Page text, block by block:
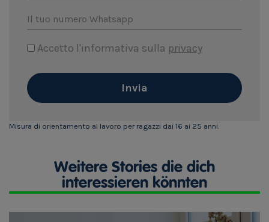
Il tuo numero Whatsapp
Accetto l'informativa sulla privacy
Invia
Misura di orientamento al lavoro per ragazzi dai 16 ai 25 anni.
Weitere Stories die dich
interessieren könnten